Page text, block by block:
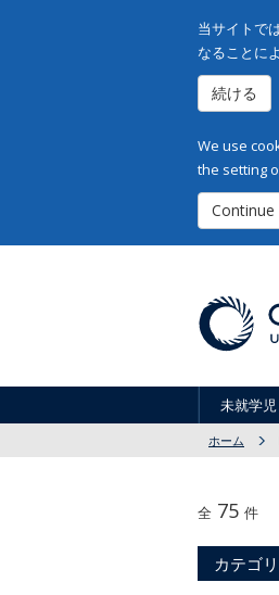
当サイトで
なることに
続ける
We use
the setting
Continue
未就学
ホーム
全 75 件
カテゴ